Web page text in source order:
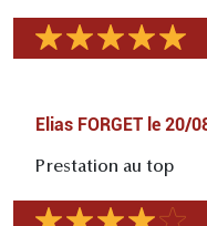
Elias FORGET le 20/
Prestation au top